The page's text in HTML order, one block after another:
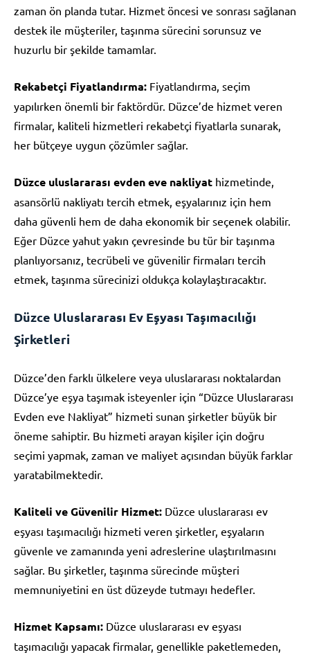
zaman ön planda tutar. Hizmet öncesi ve sonrası sağlanan
destek ile müşteriler, taşınma sürecini sorunsuz ve
huzurlu bir şekilde tamamlar.
Rekabetçi Fiyatlandırma: Fiyatlandırma, seçim
yapılırken önemli bir faktördür. Düzce’de hizmet veren
firmalar, kaliteli hizmetleri rekabetçi fiyatlarla sunarak,
her bütçeye uygun çözümler sağlar.
Düzce uluslararası evden eve nakliyat hizmetinde,
asansörlü nakliyatı tercih etmek, eşyalarınız için hem
daha güvenli hem de daha ekonomik bir seçenek olabilir.
Eğer Düzce yahut yakın çevresinde bu tür bir taşınma
planlıyorsanız, tecrübeli ve güvenilir firmaları tercih
etmek, taşınma sürecinizi oldukça kolaylaştıracaktır.
Düzce Uluslararası Ev Eşyası Taşımacılığı
Şirketleri
Düzce’den farklı ülkelere veya uluslararası noktalardan
Düzce’ye eşya taşımak isteyenler için “Düzce Uluslararası
Evden eve Nakliyat” hizmeti sunan şirketler büyük bir
öneme sahiptir. Bu hizmeti arayan kişiler için doğru
seçimi yapmak, zaman ve maliyet açısından büyük farklar
yaratabilmektedir.
Kaliteli ve Güvenilir Hizmet: Düzce uluslararası ev
eşyası taşımacılığı hizmeti veren şirketler, eşyaların
güvenle ve zamanında yeni adreslerine ulaştırılmasını
sağlar. Bu şirketler, taşınma sürecinde müşteri
memnuniyetini en üst düzeyde tutmayı hedefler.
Hizmet Kapsamı: Düzce uluslararası ev eşyası
taşımacılığı yapacak firmalar, genellikle paketlemeden,